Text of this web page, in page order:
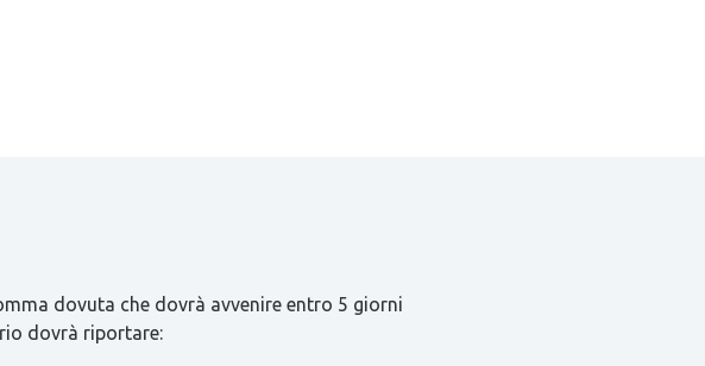
dovuta che dovrà avvenire entro 5 giorni
dovrà riportare: